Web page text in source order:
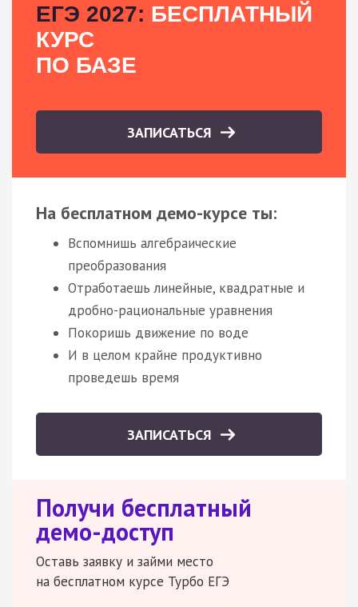
ЕГЭ 2027: БЕСПЛАТНЫЙ
КУРС
ПО БАЗЕ
ЗАПИСАТЬСЯ
На бесплатном демо-курсе ты:
Вспомнишь алгебраические
преобразования
Отработаешь линейные, квадратные и
дробно-рациональные уравнения
Покоришь движение по воде
И в целом крайне продуктивно
проведешь время
ЗАПИСАТЬСЯ
Получи бесплатный
демо-доступ
Оставь заявку и займи место
на бесплатном курсе Турбо ЕГЭ